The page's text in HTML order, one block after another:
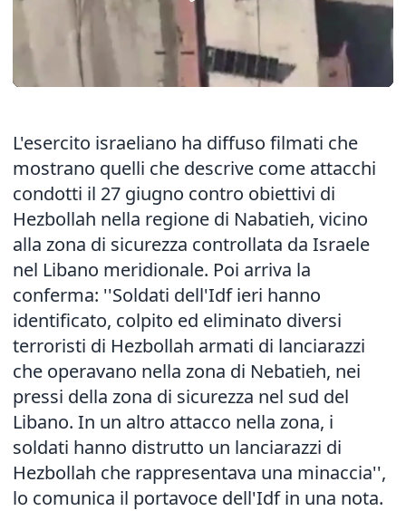
L'esercito israeliano ha diffuso filmati che
mostrano quelli che descrive come attacchi
condotti il 27 giugno contro obiettivi di
Hezbollah nella regione di Nabatieh, vicino
alla zona di sicurezza controllata da Israele
nel Libano meridionale. Poi arriva la
conferma: ''Soldati dell'Idf ieri hanno
identificato, colpito ed eliminato diversi
terroristi di Hezbollah armati di lanciarazzi
che operavano nella zona di Nebatieh, nei
pressi della zona di sicurezza nel sud del
Libano. In un altro attacco nella zona, i
soldati hanno distrutto un lanciarazzi di
Hezbollah che rappresentava una minaccia'',
lo comunica il portavoce dell'Idf in una nota.